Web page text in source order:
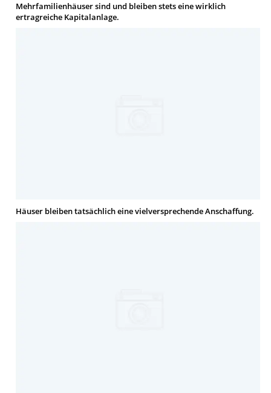
Mehrfamilienhäuser sind und bleiben stets eine wirklich
ertragreiche Kapitalanlage.
Häuser bleiben tatsächlich eine vielversprechende Anschaffung.